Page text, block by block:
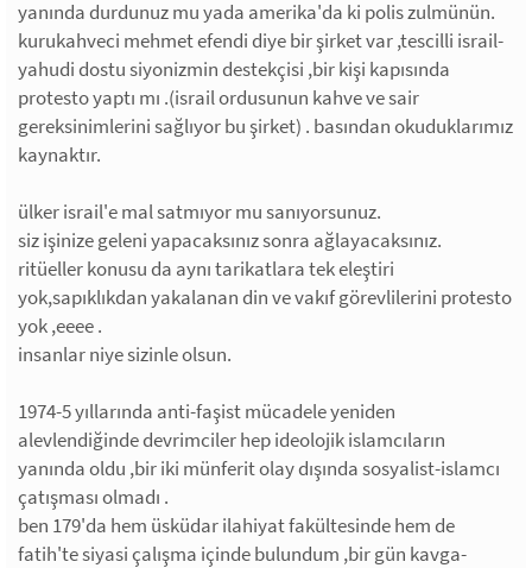
yanında durdunuz mu yada amerika'da ki polis zulmünün.
kurukahveci mehmet efendi diye bir şirket var ,tescilli israil-
yahudi dostu siyonizmin destekçisi ,bir kişi kapısında
protesto yaptı mı .(israil ordusunun kahve ve sair
gereksinimlerini sağlıyor bu şirket) . basından okuduklarımız
kaynaktır.
ülker israil'e mal satmıyor mu sanıyorsunuz.
siz işinize geleni yapacaksınız sonra ağlayacaksınız.
ritüeller konusu da aynı tarikatlara tek eleştiri
yok,sapıklıkdan yakalanan din ve vakıf görevlilerini protesto
yok ,eeee .
insanlar niye sizinle olsun.
1974-5 yıllarında anti-faşist mücadele yeniden
alevlendiğinde devrimciler hep ideolojik islamcıların
yanında oldu ,bir iki münferit olay dışında sosyalist-islamcı
çatışması olmadı .
ben 179'da hem üsküdar ilahiyat fakültesinde hem de
fatih'te siyasi çalışma içinde bulundum ,bir gün kavga-